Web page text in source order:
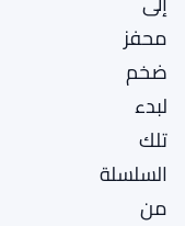
محفز
ضخم
لبدء
تلك
السلسلة
من